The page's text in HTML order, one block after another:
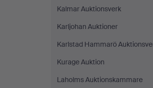
Kalmar Auktionsverk
Karljohan Auktioner
Karlstad Hammarö
Kurage Auktion
Laholms Auktionskammare